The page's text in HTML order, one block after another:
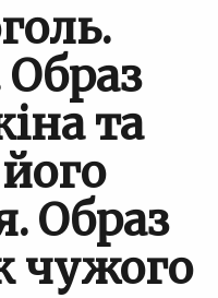
та
Образ
чужого